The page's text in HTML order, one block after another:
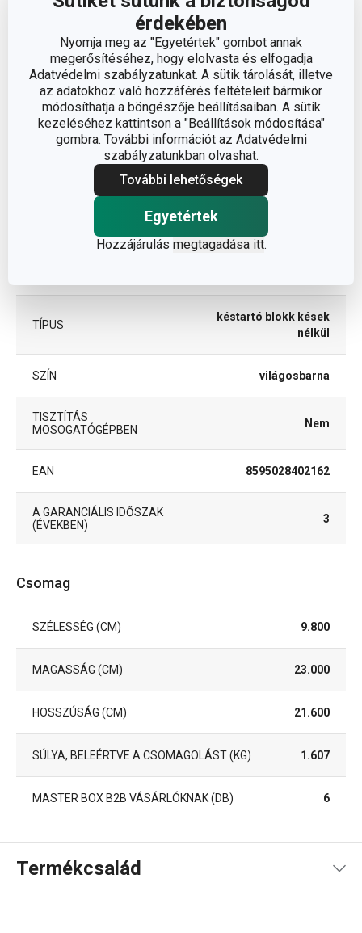
érdekében
Nyomja meg az "Egyetértek" gombot annak
megerősítéséhez, hogy elolvasta és elfogadja
Adatvédelmi szabályzatunkat. A sütik tárolását, illetve
az adatokhoz való hozzáférés feltételeit bármikor
módosíthatja a böngészője beállításaiban. A sütik
kezeléséhez kattintson a "Beállítások módosítása"
gombra. További információt az Adatvédelmi
szabályzatunkban olvashat.
További lehetőségek
Egyetértek
Hozzájárulás megtagadása itt.
A TERMÉK SZÉLESSÉGE (CM)
A TERMÉK HOSSZA (CM)
Egyéb paraméterek
BESOROLÁS késtartó blokkok
TÍPUS
késtartó blokk kések
nélkül
SZÍN világosbarna
TISZTÍTÁS
MOSOGATÓGÉPBEN
Nem
EAN 8595028402162
A GARANCIÁLIS IDŐSZAK
(ÉVEKBEN)
3
Csomag
SZÉLESSÉG (CM) 9.800
MAGASSÁG (CM) 23.000
HOSSZÚSÁG (CM) 21.600
SÚLYA, BELEÉRTVE A CSOMAGOLÁST (KG) 1.607
MASTER BOX B2B VÁSÁRLÓKNAK (DB) 6
Termékcsalád